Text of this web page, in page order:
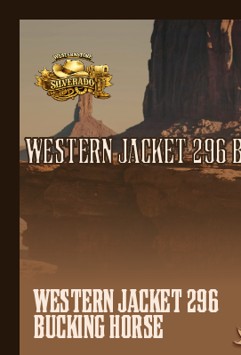
WESTERN JACKET 296
WESTERN JACKET 296
BUCKING HORSE